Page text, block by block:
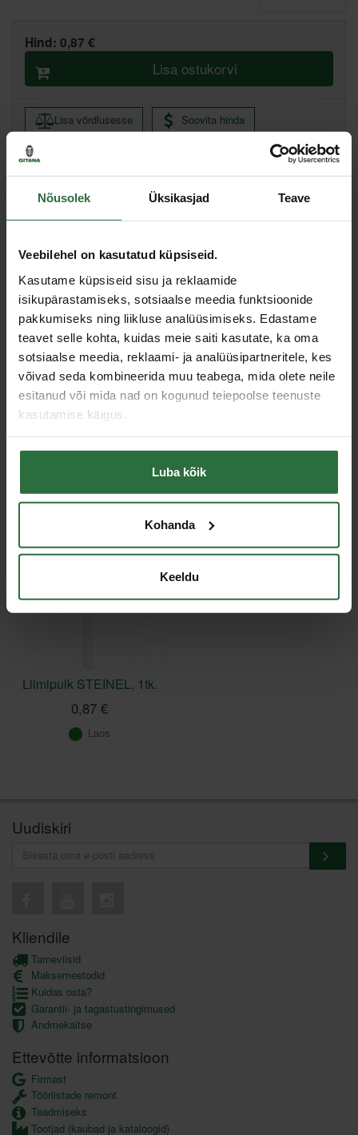
Nõusolek Üksikasjad Teave
Veebilehel on kasutatud küpsiseid.
Kasutame küpsiseid sisu ja reklaamide
isikupärastamiseks, sotsiaalse meedia funktsioonide
pakkumiseks ning liikluse analüüsimiseks. Edastame
teavet selle kohta, kuidas meie saiti kasutate, ka oma
sotsiaalse meedia, reklaami- ja analüüsipartneritele, kes
võivad seda kombineerida muu teabega, mida olete neile
esitanud või mida nad on kogunud teiepoolse teenuste
kasutamise käigus.
Luba kõik
Kohanda
Keeldu
Hind: 0,87 €
Lisa ostukorvi
Lisa võrdlusesse Soovita hinda
Pikkus
250 mm
Kogus pakendis
1 tk
Toote tüüp
Tarvik
Läbimõõt
Ø11 mm
Sarnased tooted
Viimati vaadatud
Liimipulk STEINEL, 1tk.
0,87 €
Laos
Uudiskiri
Kliendile
Tarneviisid
Maksemeetodid
Kuidas osta?
Garantii- ja tagastustingimused
Andmekaitse
Ettevõtte informatsioon
Firmast
Tööriistade remont
Teadmiseks
Tootjad (kaubad ja kataloogid)